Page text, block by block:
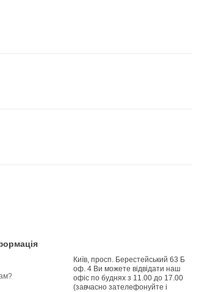
Київ, просп. Берестейський 63 Б
оф. 4 Ви можете відвідати наш
офіс по буднях з 11.00 до 17.00
(завчасно зателефонуйте і